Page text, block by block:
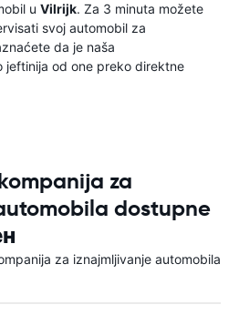
u Vilrijk. Za 3 minuta možete
svoj automobil za
da je naša
jeftinija od one preko direktne
za
dostupne
za iznajmljivanje automobila